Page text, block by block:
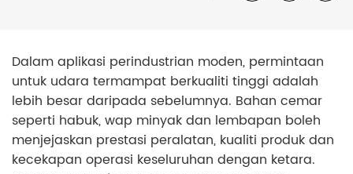
Dalam aplikasi perindustrian moden, permintaan
untuk udara termampat berkualiti tinggi adalah
lebih besar daripada sebelumnya. Bahan cemar
seperti habuk, wap minyak dan lembapan boleh
menjejaskan prestasi peralatan, kualiti produk dan
kecekapan operasi keseluruhan dengan ketara.